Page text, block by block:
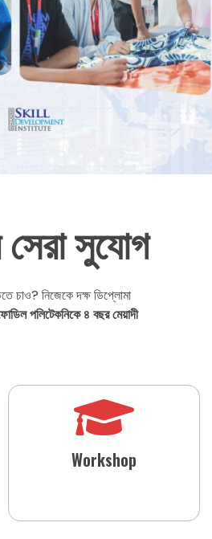
সুযোগ
চাও? নিজেকে দক্ষ ডিপ্লোমা
পলিটেকনিকে ৪ বছর মেয়াদী
Workshop